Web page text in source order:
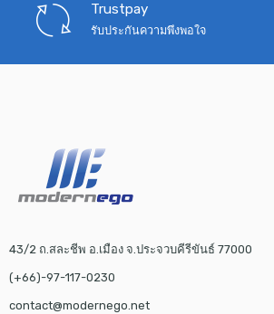
Trustpay
รับประกันความพึงพอใจ
43/2 ถ.สละชีพ อ.เมือง จ.ประจวบคีรีขันธ์ 77000
(+66)-97-117-0230
contact@modernego.net